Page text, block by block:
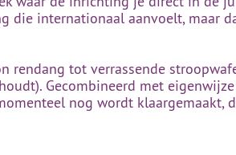
die internationaal aanvoelt, maar
tot verrassende
Gecombineerd met
nog wordt klaargemaakt,